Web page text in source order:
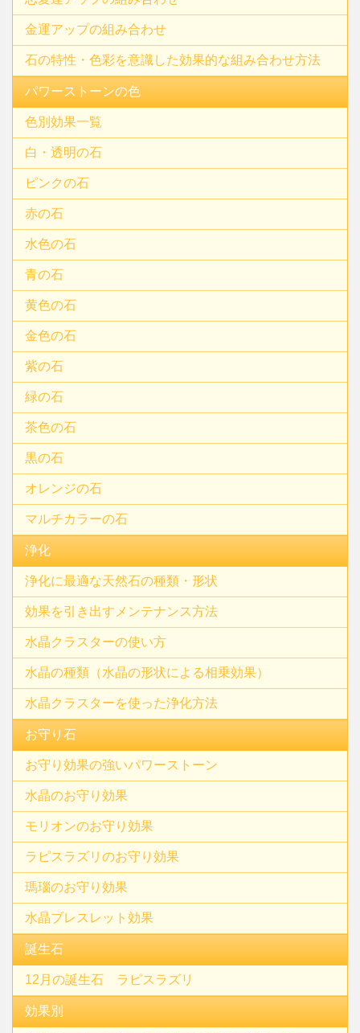
金運アップの組み合わせ
石の特性・色彩を意識した効果的な組み合わせ方法
パワーストーンの色
色別効果一覧
白・透明の石
ピンクの石
赤の石
水色の石
青の石
黄色の石
金色の石
紫の石
緑の石
茶色の石
黒の石
オレンジの石
マルチカラーの石
浄化
浄化に最適な天然石の種類・形状
効果を引き出すメンテナンス方法
水晶クラスターの使い方
水晶の種類（水晶の形状による相乗効果）
水晶クラスターを使った浄化方法
お守り石
お守り効果の強いパワーストーン
水晶のお守り効果
モリオンのお守り効果
ラピスラズリのお守り効果
瑪瑙のお守り効果
水晶ブレスレット効果
誕生石
12月の誕生石 ラピスラズリ
効果別